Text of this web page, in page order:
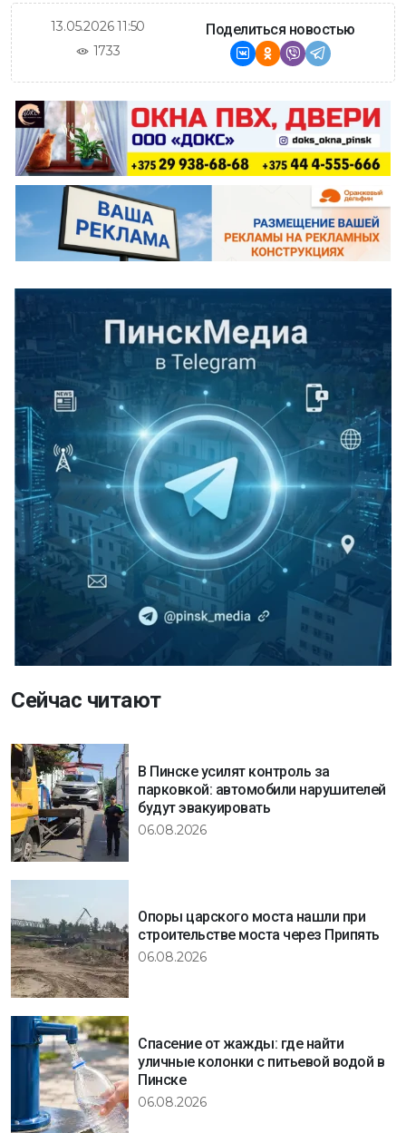
13.05.2026 11:50
1733
Поделиться новостью
Сейчас читают
В Пинске усилят контроль за
парковкой: автомобили нарушителей
будут эвакуировать
06.08.2026
Опоры царского моста нашли при
строительстве моста через Припять
06.08.2026
Спасение от жажды: где найти
уличные колонки с питьевой водой в
Пинске
06.08.2026